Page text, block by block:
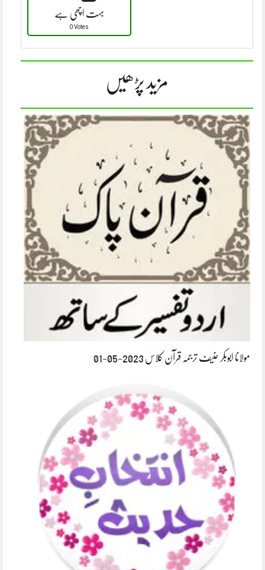
بہت اچھی ہے
0 Votes
مزید پڑھیں
مولانا ابوبکر حنیف ترجمہ قرآن کلاس 2023-05-01